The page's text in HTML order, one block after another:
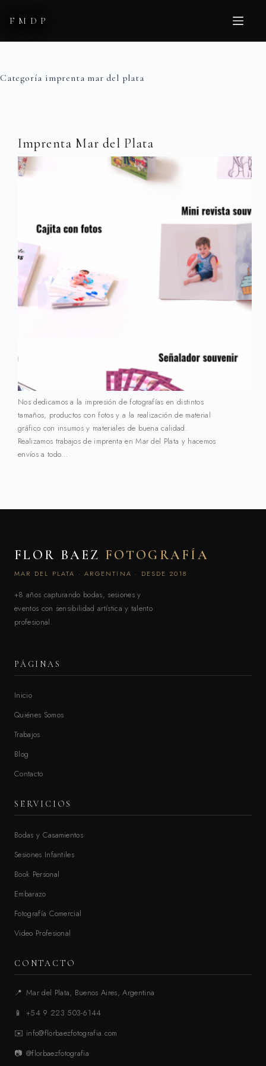
FMDP
Categoría imprenta mar del plata
Imprenta Mar del Plata
Nos dedicamos a la impresión de fotografías en distintos
tamaños, productos con fotos y a la realización de material
gráfico con insumos y materiales de buena calidad.
Realizamos trabajos de imprenta en Mar del Plata y hacemos
envíos a todo…
FLOR BAEZ FOTOGRAFÍA
MAR DEL PLATA · ARGENTINA · DESDE 2018
+8 años capturando bodas, sesiones y
eventos con sensibilidad artística y talento
profesional.
PÁGINAS
Inicio
Quiénes Somos
Trabajos
Blog
Contacto
SERVICIOS
Bodas y Casamientos
Sesiones Infantiles
Book Personal
Embarazo
Fotografía Comercial
Video Profesional
CONTACTO
📍 Mar del Plata, Buenos Aires, Argentina
📱
+54 9 223 503-6144
✉️ info@florbaezfotografia.com
📷 @florbaezfotografia